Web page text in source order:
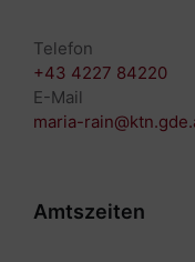
Telefon
+43 4227 84220
E-Mail
maria-
Amtszeiten